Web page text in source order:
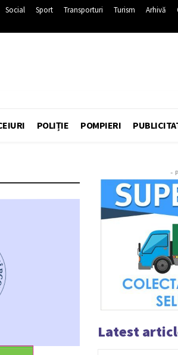
Social Sport Transporturi Turism Arhivă
POLIȚIE POMPIERI
-
Latest